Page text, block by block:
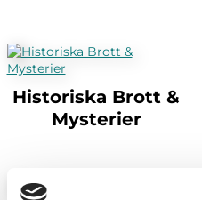
Historiska Brott &
Mysterier